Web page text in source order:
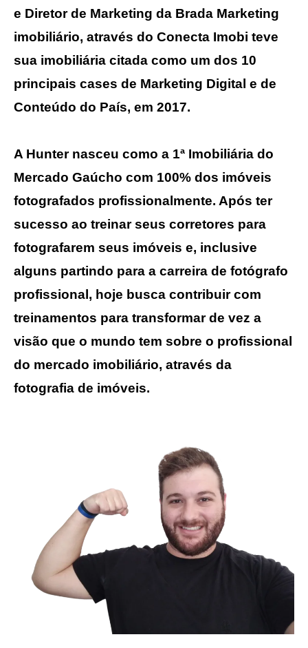
e Diretor de Marketing da Brada Marketing
imobiliário, através do Conecta Imobi teve
sua imobiliária citada como um dos 10
principais cases de Marketing Digital e de
Conteúdo do País, em 2017.
A Hunter nasceu como a 1ª Imobiliária do
Mercado Gaúcho com 100% dos imóveis
fotografados profissionalmente. Após ter
sucesso ao treinar seus corretores para
fotografarem seus imóveis e, inclusive
alguns partindo para a carreira de fotógrafo
profissional, hoje busca contribuir com
treinamentos para transformar de vez a
visão que o mundo tem sobre o profissional
do mercado imobiliário, através da
fotografia de imóveis.